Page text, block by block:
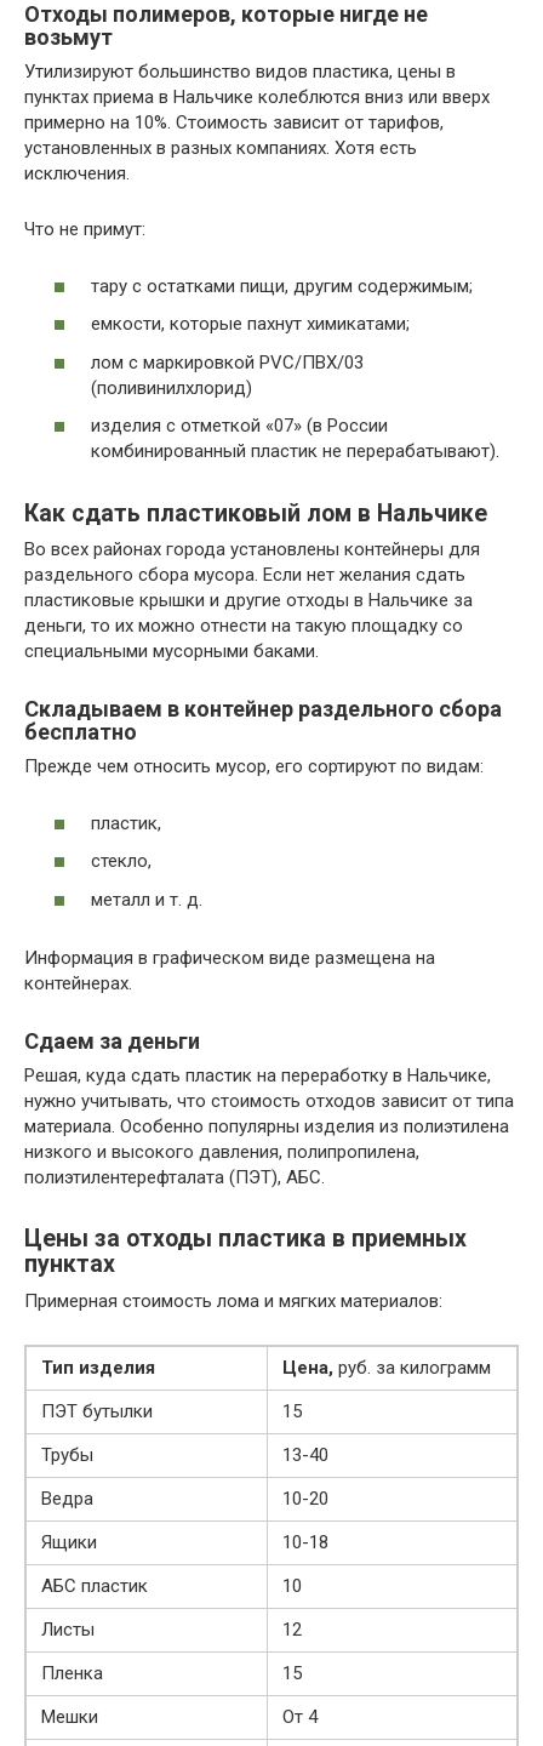
Отходы полимеров, которые нигде не
возьмут
Утилизируют большинство видов пластика, цены в
пунктах приема в Нальчике колеблются вниз или вверх
примерно на 10%. Стоимость зависит от тарифов,
установленных в разных компаниях. Хотя есть
исключения.
Что не примут:
тару с остатками пищи, другим содержимым;
емкости, которые пахнут химикатами;
лом с маркировкой PVC/ПВХ/03
(поливинилхлорид)
изделия с отметкой «07» (в России
комбинированный пластик не перерабатывают).
Как сдать пластиковый лом в Нальчике
Во всех районах города установлены контейнеры для
раздельного сбора мусора. Если нет желания сдать
пластиковые крышки и другие отходы в Нальчике за
деньги, то их можно отнести на такую площадку со
специальными мусорными баками.
Складываем в контейнер раздельного сбора
бесплатно
Прежде чем относить мусор, его сортируют по видам:
пластик,
стекло,
металл и т. д.
Информация в графическом виде размещена на
контейнерах.
Сдаем за деньги
Решая, куда сдать пластик на переработку в Нальчике,
нужно учитывать, что стоимость отходов зависит от типа
материала. Особенно популярны изделия из полиэтилена
низкого и высокого давления, полипропилена,
полиэтилентерефталата (ПЭТ), АБС.
Цены за отходы пластика в приемных
пунктах
Примерная стоимость лома и мягких материалов:
Тип изделия Цена, руб. за килограмм
ПЭТ бутылки
15
Трубы
13-40
Ведра
10-20
Ящики
10-18
АБС пластик
10
Листы
12
Пленка
15
Мешки
От 4